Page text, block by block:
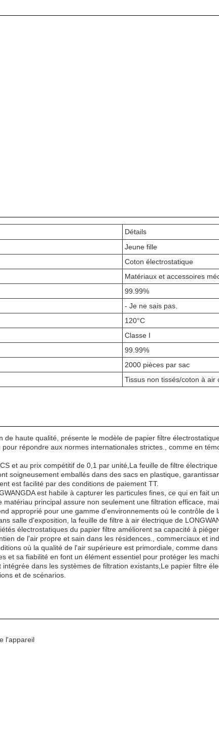
Détails
Jeune fille
Coton électrostatique
Matériaux et accessoires
99.99%
- Je ne sais pas.
120°C
Classe I
99.99%
2000 pièces par sac
Tissus non tissés/coton à air
haute qualité, présente le modèle de papier filtre
répondre aux normes internationales strictes., comme en
et au prix compétitif de 0,1 par unité,La feuille de filtre
soigneusement emballés dans des sacs en plastique,
est facilité par des conditions de paiement TT.
est habile à capturer les particules fines, ce qui en fait
principal assure non seulement une filtration efficace,
approprié pour une gamme d'environnements où le contrôle de
salle d'exposition, la feuille de filtre à air électrique de
électrostatiques du papier filtre améliorent sa capacité à
de l'air propre et sain dans les résidences., commerciaux et
où la qualité de l'air supérieure est primordiale, comme
et sa fiabilité en font un élément essentiel pour protéger les
dans les systèmes de filtration existants,Le papier filtre
et de scénarios.
l'appareil